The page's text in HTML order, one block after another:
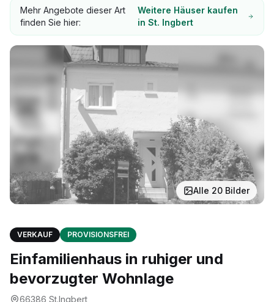
Mehr Angebote dieser Art
finden Sie hier:
Weitere Häuser kaufen
in St. Ingbert
Alle 20 Bilder
VERKAUF PROVISIONSFREI
Einfamilienhaus in ruhiger und
bevorzugter Wohnlage
66386 St.Ingbert